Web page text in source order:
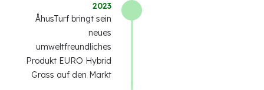
2023
ÅhusTurf bringt sein
neues
umweltfreundliches
Produkt EURO Hybrid
Grass auf den Markt